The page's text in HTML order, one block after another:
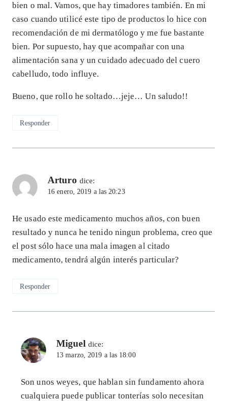
bien o mal. Vamos, que hay timadores también. En mi
caso cuando utilicé este tipo de productos lo hice con
recomendación de mi dermatólogo y me fue bastante
bien. Por supuesto, hay que acompañar con una
alimentación sana y un cuidado adecuado del cuero
cabelludo, todo influye.
Bueno, que rollo he soltado…jeje… Un saludo!!
Responder
Arturo dice:
16 enero, 2019 a las 20:23
He usado este medicamento muchos años, con buen
resultado y nunca he tenido ningun problema, creo que
el post sólo hace una mala imagen al citado
medicamento, tendrá algún interés particular?
Responder
Miguel dice:
13 marzo, 2019 a las 18:00
Son unos weyes, que hablan sin fundamento ahora
cualquiera puede publicar tonterías solo necesitan